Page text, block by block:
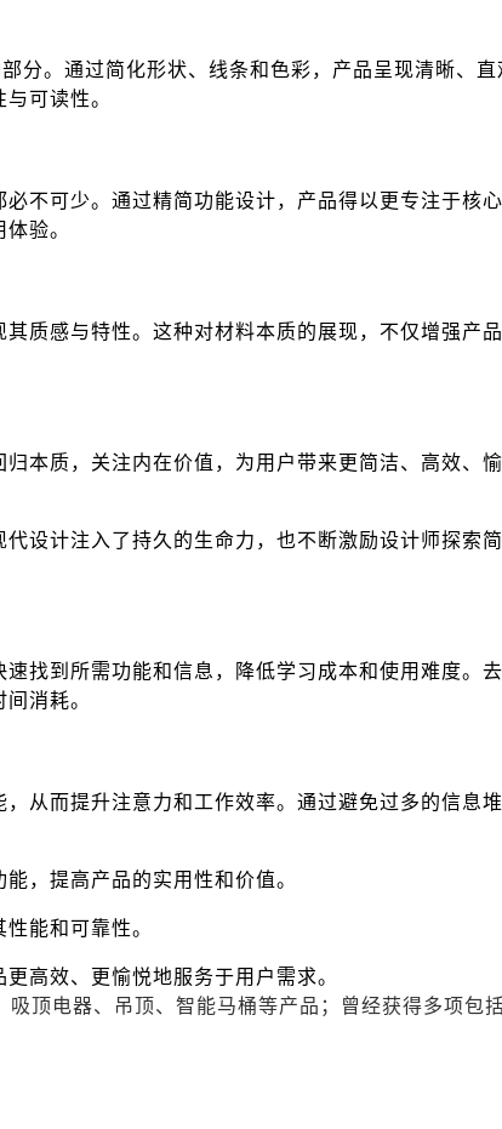
分。通过简化形状、线条和色彩，产品呈现清晰、
可读性。
不可少。通过精简功能设计，产品得以更专注于核
验。
质感与特性。这种对材料本质的展现，不仅增强产品
本质，关注内在价值，为用户带来更简洁、高效、
设计注入了持久的生命力，也不断激励设计师探索
找到所需功能和信息，降低学习成本和使用难度。
消耗。
从而提升注意力和工作效率。通过避免过多的信息
，提高产品的实用性和价值。
能和可靠性。
高效、更愉悦地服务于用户需求。
顶电器、吊顶、智能马桶等产品；曾经获得多项包